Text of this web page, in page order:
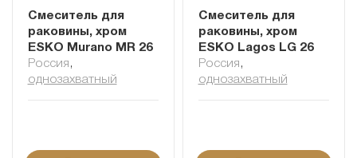
Смеситель для
раковины, хром
ESKO Murano MR 26
Россия ,
однозахватный
Смеситель для
раковины, хром
ESKO Lagos LG 26
Россия ,
однозахватный